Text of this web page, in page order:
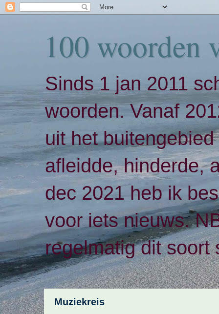
100 woorden
Sinds 1 jan 2011
woorden. Vanaf
uit het
afleidde, hinderde,
dec 2021 heb ik
voor iets nieuws.
regelmatig dit soort
Muziekreis